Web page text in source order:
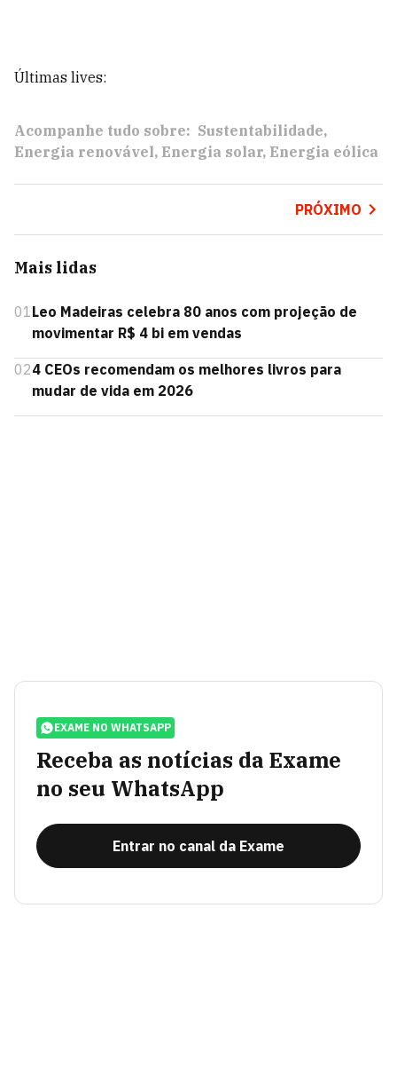
Últimas lives:
Acompanhe tudo sobre: Sustentabilidade
Energia renovável Energia solar Energia eólica
PRÓXIMO
Mais lidas
01Leo Madeiras celebra 80 anos com projeção de
movimentar R$ 4 bi em vendas
024 CEOs recomendam os melhores livros para
mudar de vida em 2026
EXAME NO WHATSAPP
Receba as notícias da Exame
no seu WhatsApp
Entrar no canal da Exame